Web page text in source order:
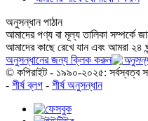
অনুসন্ধান পাঠান
আমাদের পণ্য বা মূল্য তালিকা সম্পর্কে
আমাদের কাছে রেখে যান এবং আমরা ২৪
অনুসন্ধানের জন্য ক্লিক করুন
© কপিরাইট - ১৯৯০-২০২৫: সর্বস্বত্ব
- শীর্ষ ব্লগ - শীর্ষ অনুসন্ধান